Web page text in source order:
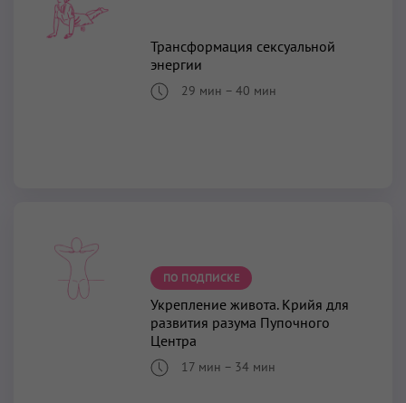
Трансформация сексуальной
энергии
29 мин – 40 мин
ПО ПОДПИСКЕ
Укрепление живота. Крийя для
развития разума Пупочного
Центра
17 мин – 34 мин